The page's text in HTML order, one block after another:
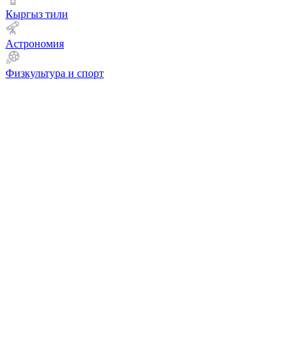
Кыргыз тили
Астрономия
Физкультура и спорт